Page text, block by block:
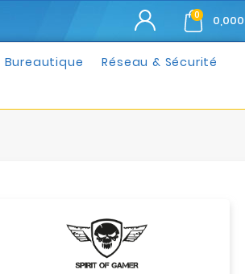
0
Bureautique Réseau & Sécurité